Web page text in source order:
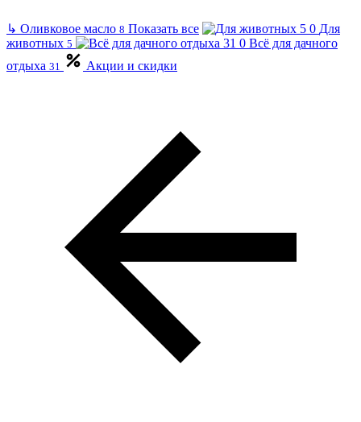
↳ Оливковое масло 8 Показать все
Для
животных 5
Всё для дачного
отдыха 31 Акции и скидки